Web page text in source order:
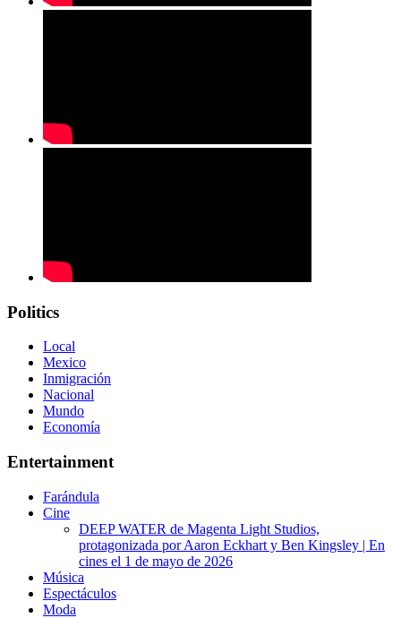
Politics
Local
Mexico
Inmigración
Nacional
Mundo
Economía
Entertainment
Farándula
Cine
DEEP WATER de Magenta Light Studios,
protagonizada por Aaron Eckhart y Ben Kingsley | En
cines el 1 de mayo de 2026
Música
Espectáculos
Moda